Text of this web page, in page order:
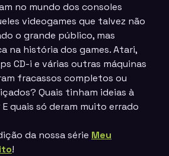
no mundo dos consoles
videogames que talvez não
o grande público, mas
na história dos games. Atari,
CD-i e várias outras máquinas
fracassos completos ou
Quais tinham ideias à
quais só deram muito errado
da nossa série Meu
!